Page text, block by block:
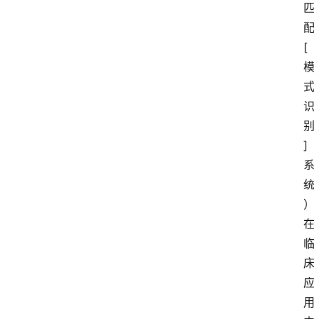
匹
配
[
模
式
识
别
]
系
统
）
在
临
床
应
用